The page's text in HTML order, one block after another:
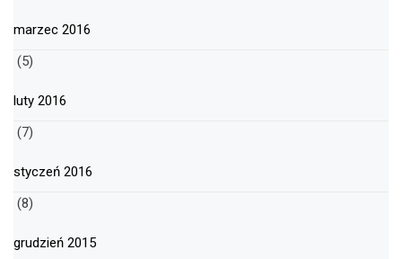
marzec 2016
(5)
luty 2016
(7)
styczeń 2016
(8)
grudzień 2015